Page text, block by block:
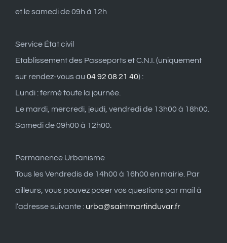
et le samedi de 09h à 12h
Service État civil
Etablissement des Passeports et C.N.I. (uniquement
sur rendez-vous au 04 92 08 21 40) :
Lundi : fermé toute la journée.
Le mardi, mercredi, jeudi, vendredi de 13h00 à 18h00.
Samedi de 09h00 à 12h00.
Permanence Urbanisme
Tous les Vendredis de 14h00 à 16h00 en mairie. Par
ailleurs, vous pouvez poser vos questions par mail à
l’adresse suivante : urba@saintmartinduvar.fr